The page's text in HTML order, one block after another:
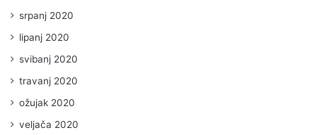
srpanj 2020
lipanj 2020
svibanj 2020
travanj 2020
ožujak 2020
veljača 2020